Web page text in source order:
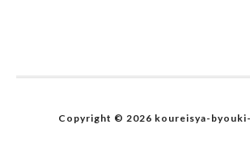
Copyright © 2026 koureisya-